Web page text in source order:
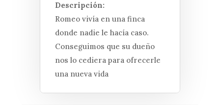
Descripción:
Romeo vivía en una finca
donde nadie le hacía caso.
Conseguimos que su dueño
nos lo cediera para ofrecerle
una nueva vida